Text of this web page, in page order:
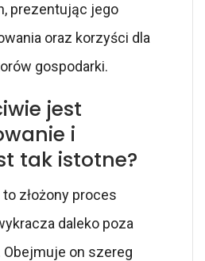
prezentując jego
oraz korzyści dla
gospodarki.
jest
i
tak istotne?
złożony proces
daleko poza
Obejmuje on szereg